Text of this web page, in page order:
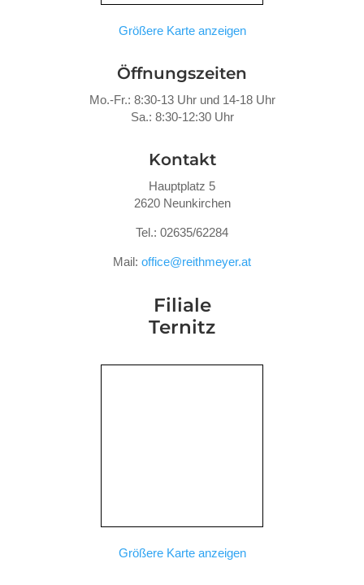
Größere Karte anzeigen
Öffnungszeiten
Mo.-Fr.: 8:30-13 Uhr und 14-18 Uhr
Sa.: 8:30-12:30 Uhr
Kontakt
Hauptplatz 5
2620 Neunkirchen
Tel.: 02635/62284
Mail: office@reithmeyer.at
Filiale
Ternitz
Größere Karte anzeigen